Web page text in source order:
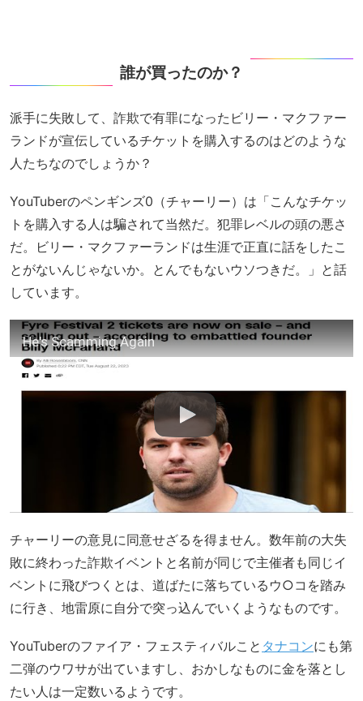
誰が買ったのか？
派手に失敗して、詐欺で有罪になったビリー・マクファー
ランドが宣伝しているチケットを購入するのはどのような
人たちなのでしょうか？
YouTuberのペンギンズ0（チャーリー）は「こんなチケッ
トを購入する人は騙されて当然だ。犯罪レベルの頭の悪さ
だ。ビリー・マクファーランドは生涯で正直に話をしたこ
とがないんじゃないか。とんでもないウソつきだ。」と話
しています。
He's Scamming Again
チャーリーの意見に同意せざるを得ません。数年前の大失
敗に終わった詐欺イベントと名前が同じで主催者も同じイ
ベントに飛びつくとは、道ばたに落ちているウ○コを踏み
に行き、地雷原に自分で突っ込んでいくようなものです。
YouTuberのファイア・フェスティバルこと タナコンにも第
二弾のウワサが出ていますし、おかしなものに金を落とし
たい人は一定数いるようです。